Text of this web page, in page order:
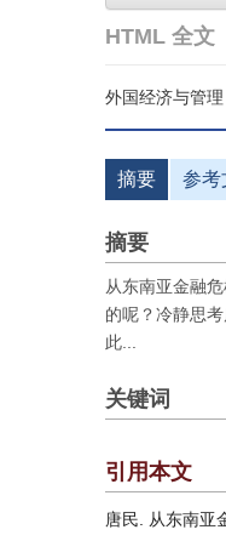
HTML 全文
外国经济与管理
摘要 参考
摘要
从东南亚金融
的呢？冷静思
此...
关键词
引用本文
唐民. 从东南亚